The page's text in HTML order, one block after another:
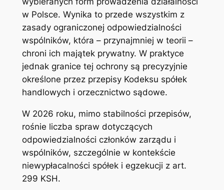
w Polsce. Wynika to przede wszystkim z
zasady ograniczonej odpowiedzialności
wspólników, która – przynajmniej w teorii –
chroni ich majątek prywatny. W praktyce
jednak granice tej ochrony są precyzyjnie
określone przez przepisy Kodeksu spółek
handlowych i orzecznictwo sądowe.
W 2026 roku, mimo stabilności przepisów,
rośnie liczba spraw dotyczących
odpowiedzialności członków zarządu i
wspólników, szczególnie w kontekście
niewypłacalności spółek i egzekucji z art.
299 KSH.